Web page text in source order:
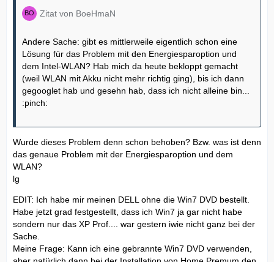
Zitat von BoeHmaN
Andere Sache: gibt es mittlerweile eigentlich schon eine
Lösung für das Problem mit den Energiesparoption und
dem Intel-WLAN? Hab mich da heute bekloppt gemacht
(weil WLAN mit Akku nicht mehr richtig ging), bis ich dann
gegooglet hab und gesehn hab, dass ich nicht alleine bin...
:pinch:
Wurde dieses Problem denn schon behoben? Bzw. was ist denn
das genaue Problem mit der Energiesparoption und dem
WLAN?
lg
EDIT: Ich habe mir meinen DELL ohne die Win7 DVD bestellt.
Habe jetzt grad festgestellt, dass ich Win7 ja gar nicht habe
sondern nur das XP Prof.... war gestern iwie nicht ganz bei der
Sache.
Meine Frage: Kann ich eine gebrannte Win7 DVD verwenden,